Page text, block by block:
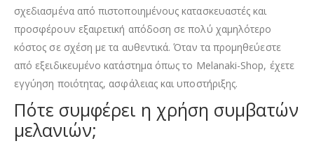
σχεδιασμένα από πιστοποιημένους κατασκευαστές και
προσφέρουν εξαιρετική απόδοση σε πολύ χαμηλότερο
κόστος σε σχέση με τα αυθεντικά. Όταν τα προμηθεύεστε
από εξειδικευμένο κατάστημα όπως το Melanaki-Shop, έχετε
εγγύηση ποιότητας, ασφάλειας και υποστήριξης.
Πότε συμφέρει η χρήση συμβατών
μελανιών;